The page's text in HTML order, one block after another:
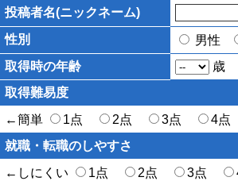
投稿者名(ニックネーム)
性別
男性
取得時の年齢
歳
取得難易度
←簡単
1点 2点 3点 4点
就職・転職のしやすさ
←しにくい
1点 2点 3点